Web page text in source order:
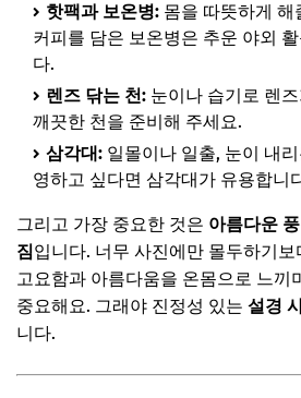
핫팩과 보온병: 몸을 따뜻하게
커피를 담은 보온병은 추운 야외
다.
렌즈 닦는 천: 눈이나 습기로 렌
깨끗한 천을 준비해 주세요.
삼각대: 일몰이나 일출, 눈이 내
영하고 싶다면 삼각대가 유용합니
그리고 가장 중요한 것은 아름다운
짐입니다. 너무 사진에만 몰두하기
고요함과 아름다움을 온몸으로 느끼
중요해요. 그래야 진정성 있는 설경
니다.